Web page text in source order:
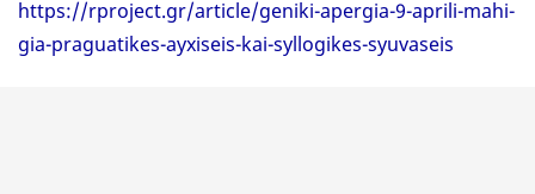
https://rproject.gr/article/geniki-apergia-9-aprili-mahi-
gia-praguatikes-ayxiseis-kai-syllogikes-syuvaseis